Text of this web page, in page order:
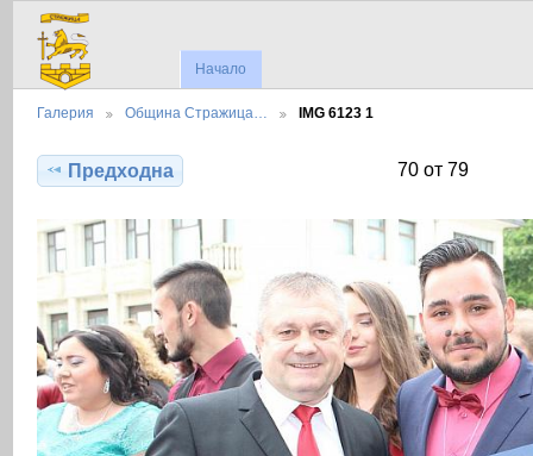
Начало
Галерия Община Стражица… IMG 6123 1
Предходна 70 от 79